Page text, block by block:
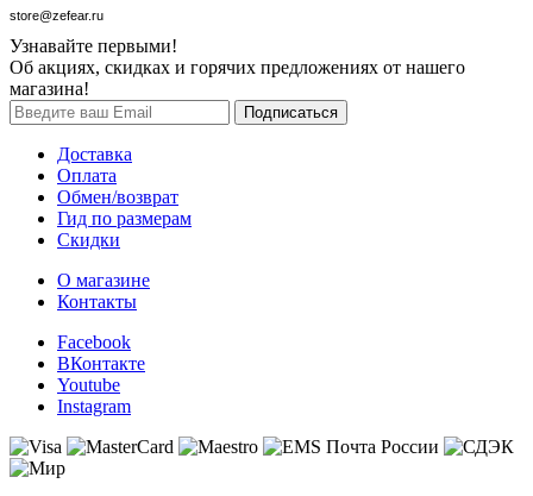
store@zefear.ru
Узнавайте первыми!
Об акциях, скидках и горячих предложениях от нашего
магазина!
Доставка
Оплата
Обмен/возврат
Гид по размерам
Скидки
О магазине
Контакты
Facebook
ВКонтакте
Youtube
Instagram